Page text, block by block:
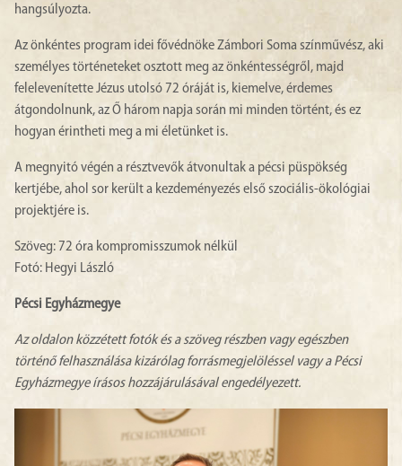
hangsúlyozta.
​Az önkéntes program idei fővédnöke Zámbori Soma színművész, aki
személyes történeteket osztott meg az önkéntességről, majd
felelevenítette Jézus utolsó 72 óráját is, kiemelve, érdemes
átgondolnunk, az Ő három napja során mi minden történt, és ez
hogyan érintheti meg a mi életünket is.
A megnyitó végén a résztvevők átvonultak a pécsi püspökség
kertjébe, ahol sor került a kezdeményezés első szociális-ökológiai
projektjére is.
Szöveg: 72 óra kompromisszumok nélkül
Fotó: Hegyi László
Pécsi Egyházmegye
Az oldalon közzétett fotók és a szöveg részben vagy egészben
történő felhasználása kizárólag forrásmegjelöléssel vagy a Pécsi
Egyházmegye írásos hozzájárulásával engedélyezett.